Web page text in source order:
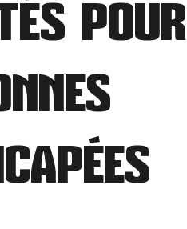
POUR